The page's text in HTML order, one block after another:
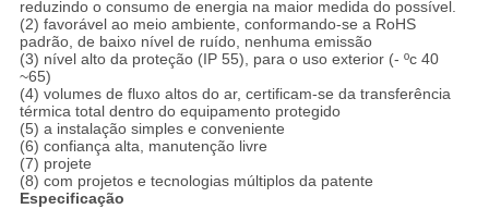
reduzindo o consumo de energia na maior medida do possível.
(2) favorável ao meio ambiente, conformando-se a RoHS
padrão, de baixo nível de ruído, nenhuma emissão
(3) nível alto da proteção (IP 55), para o uso exterior (- ºc 40
~65)
(4) volumes de fluxo altos do ar, certificam-se da transferência
térmica total dentro do equipamento protegido
(5) a instalação simples e conveniente
(6) confiança alta, manutenção livre
(7) projete
(8) com projetos e tecnologias múltiplos da patente
Especificação